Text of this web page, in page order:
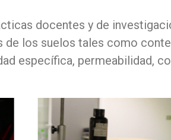
docentes y de
de los suelos tales como
específica, permeabilidad,